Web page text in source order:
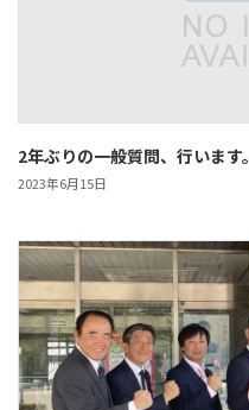
2年ぶりの一般質問、行います。
2023年6月15日